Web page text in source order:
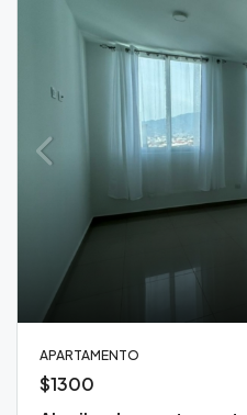
APARTAMENTO
$1300